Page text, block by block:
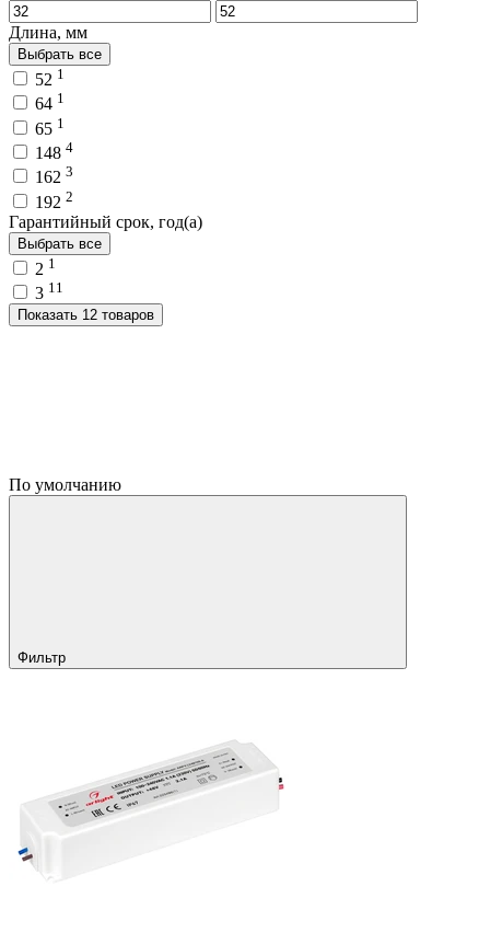
Длина, мм
Выбрать все
52 1
64 1
65 1
148 4
162 3
192 2
Гарантийный срок, год(а)
Выбрать все
2 1
3 11
Показать 12 товаров
По умолчанию
Фильтр